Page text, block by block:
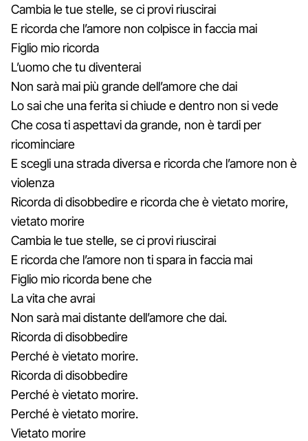
Cambia le tue stelle, se ci provi riuscirai
E ricorda che l’amore non colpisce in faccia mai
Figlio mio ricorda
L’uomo che tu diventerai
Non sarà mai più grande dell’amore che dai
Lo sai che una ferita si chiude e dentro non si vede
Che cosa ti aspettavi da grande, non è tardi per
ricominciare
E scegli una strada diversa e ricorda che l’amore non è
violenza
Ricorda di disobbedire e ricorda che è vietato morire,
vietato morire
Cambia le tue stelle, se ci provi riuscirai
E ricorda che l’amore non ti spara in faccia mai
Figlio mio ricorda bene che
La vita che avrai
Non sarà mai distante dell’amore che dai.
Ricorda di disobbedire
Perché è vietato morire.
Ricorda di disobbedire
Perché è vietato morire.
Perché è vietato morire.
Vietato morire